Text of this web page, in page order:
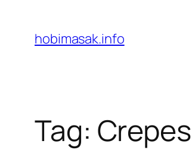
content
hobimasak.info
Tag: